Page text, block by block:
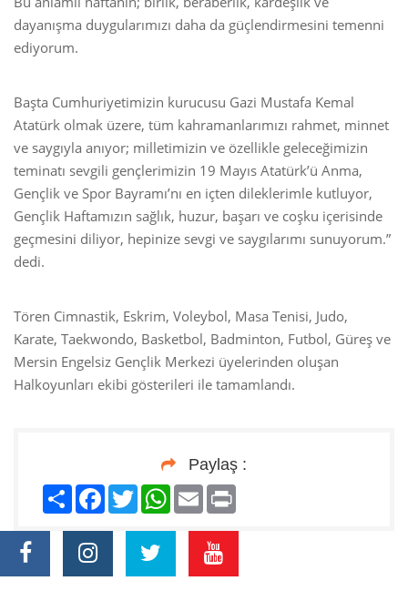
dayanışma duygularımızı daha da güçlendirmesini temenni
ediyorum.
Başta Cumhuriyetimizin kurucusu Gazi Mustafa Kemal
Atatürk olmak üzere, tüm kahramanlarımızı rahmet, minnet
ve saygıyla anıyor; milletimizin ve özellikle geleceğimizin
teminatı sevgili gençlerimizin 19 Mayıs Atatürk’ü Anma,
Gençlik ve Spor Bayramı’nı en içten dileklerimle kutluyor,
Gençlik Haftamızın sağlık, huzur, başarı ve coşku içerisinde
geçmesini diliyor, hepinize sevgi ve saygılarımı sunuyorum.”
dedi.
Tören Cimnastik, Eskrim, Voleybol, Masa Tenisi, Judo,
Karate, Taekwondo, Basketbol, Badminton, Futbol, Güreş ve
Mersin Engelsiz Gençlik Merkezi üyelerinden oluşan
Halkoyunları ekibi gösterileri ile tamamlandı.
Paylaş :
PaylaşFacebook
TwitterWhatsApp
Email